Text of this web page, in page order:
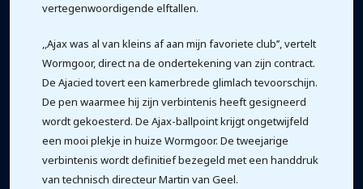
vertegenwoordigende elftallen.
,,Ajax was al van kleins af aan mijn favoriete club’’, vertelt
Wormgoor, direct na de ondertekening van zijn contract.
De Ajacied tovert een kamerbrede glimlach tevoorschijn.
De pen waarmee hij zijn verbintenis heeft gesigneerd
wordt gekoesterd. De Ajax-ballpoint krijgt ongetwijfeld
een mooi plekje in huize Wormgoor. De tweejarige
verbintenis wordt definitief bezegeld met een handdruk
van technisch directeur Martin van Geel.